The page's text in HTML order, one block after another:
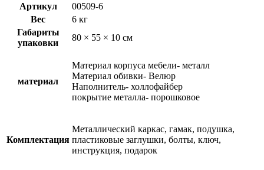
Артикул
00509-6
Вес
6 кг
Габариты
упаковки
80 × 55 × 10 см
материал
Материал корпуса мебели- металл
Материал обивки- Велюр
Наполнитель- холлофайбер
покрытие металла- порошковое
Комплектация
Металлический каркас, гамак, подушка,
пластиковые заглушки, болты, ключ,
инструкция, подарок